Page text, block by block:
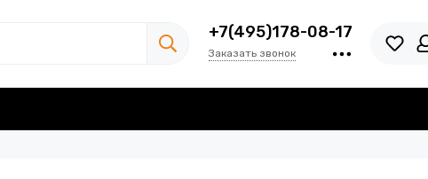
+7(495)178-08-17
Заказать звонок